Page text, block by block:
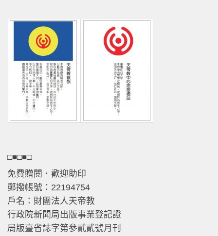
□■□■□
免費贈閱．歡迎助印
郵撥帳號：22194754
戶名：財團法人天帝教
行政院新聞局出版事業登記證
局版臺省誌字第參貳貳號月刊